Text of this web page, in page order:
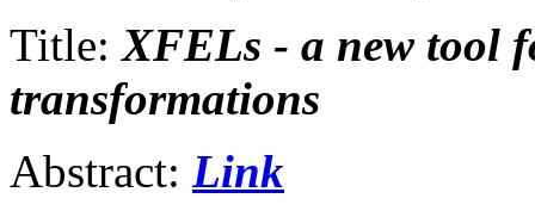
Title:XFELs - a new tool
transformations
Abstract: Link